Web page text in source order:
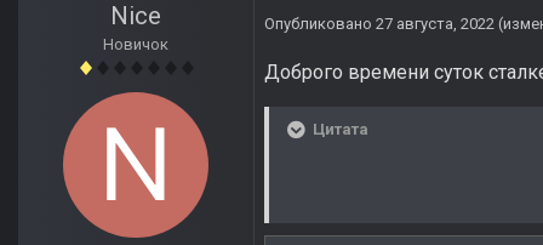
Nice
Новичок
Опубликовано 27 августа, 2022
Доброго времени суток
Цитата